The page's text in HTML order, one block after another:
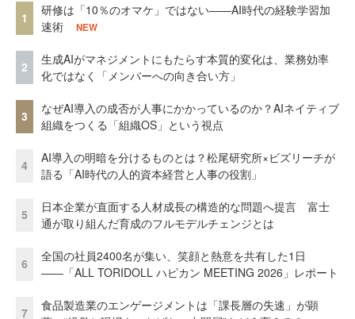
1
研修は「10％のオマケ」ではない——AI時代の経験学習加
速術
NEW
2
生成AIがマネジメントにもたらす本質的変化は、業務効率
化ではなく「メンバーへの向き合い方」
3
なぜAI導入の成否が人事にかかっているのか？AIネイティブ
組織をつくる「組織OS」という視点
4
AI導入の明暗を分けるものとは？松尾研究所×ビズリーチが
語る「AI時代の人的資本経営と人事の役割」
5
日本企業が直面する人材成長の構造的な問題へ提言 富士
通が取り組んだ育成のフルモデルチェンジとは
6
全国の社員2400名が集い、笑顔と熱意を共有した1日
――「ALL TORIDOLL ハピカン MEETING 2026」レポート
7
食品製造業のエンゲージメントは「課長層の失速」が顕